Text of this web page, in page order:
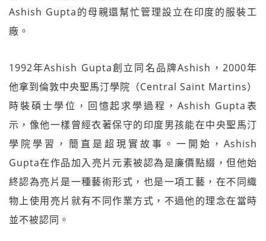
Ashish Gupta的母親還幫忙管理設立在印度的服裝工
廠。
1992年Ashish Gupta創立同名品牌Ashish，2000年
他拿到倫敦中央聖馬汀學院（Central Saint Martins）
時裝碩士學位，回憶起求學過程，Ashish Gupta表
示，像他一樣曾經衣著保守的印度男孩能在中央聖馬汀
學院學習，簡直是超現實故事。一開始，Ashish
Gupta在作品加入亮片元素被認為是廉價點綴，但他始
終認為亮片是一種藝術形式，也是一項工藝，在不同織
物上使用亮片就有不同作業方式，不過他的理念在當時
並不被認同。